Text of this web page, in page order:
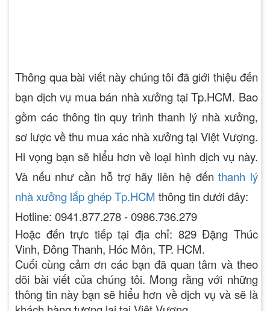
Thông qua bài viết này chúng tôi đã giới thiệu đến
bạn dịch vụ mua bán nhà xưởng tại Tp.HCM. Bao
gồm các thông tin quy trình thanh lý nhà xưởng,
sơ lược về thu mua xác nhà xưởng tại Việt Vượng.
Hi vọng bạn sẽ hiểu hơn về loại hình dịch vụ này.
Và nếu như cần hỗ trợ hãy liên hệ đếnthanh lý
nhà xưởng lắp ghép Tp.HCM thông tin dưới đây:
Hotline: 0941.877.278 - 0986.736.279
Hoặc đến trực tiếp tại địa chỉ: 829 Đặng Thúc
Vinh, Đông Thanh, Hóc Môn, TP. HCM.
Cuối cùng cảm ơn các bạn đã quan tâm và theo
dõi bài viết của chúng tôi. Mong rằng với những
thông tin này bạn sẽ hiểu hơn về dịch vụ và sẽ là